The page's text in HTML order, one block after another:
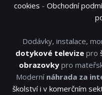
cookies - Obchodní
Dodávky, instalace,
dotykové televizepro
obrazovkypro
Moderní náhrada za
školství i v komerčním